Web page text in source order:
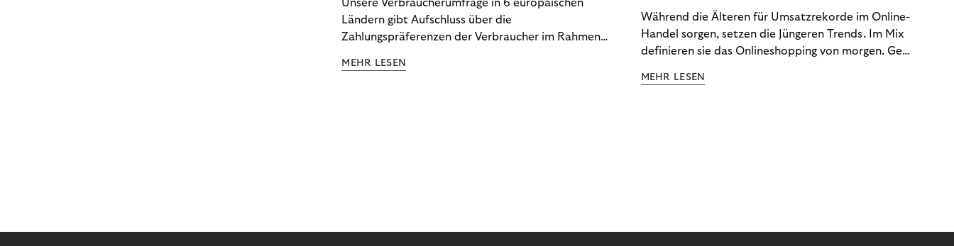
Unsere Verbraucherumfrage in 6 europäischen
Ländern gibt Aufschluss über die
Zahlungspräferenzen der Verbraucher im Rahmen
Ergebnisse, um zu erfahren, wie Sie
MEHR LESEN
Während die Älteren für Umsatzrekorde im Online-
Handel sorgen, setzen die Jüngeren Trends. Im Mix
definieren sie das Onlineshopping von morgen. Gen
gemeinsame Leidenschaft - allerdings
MEHR LESEN